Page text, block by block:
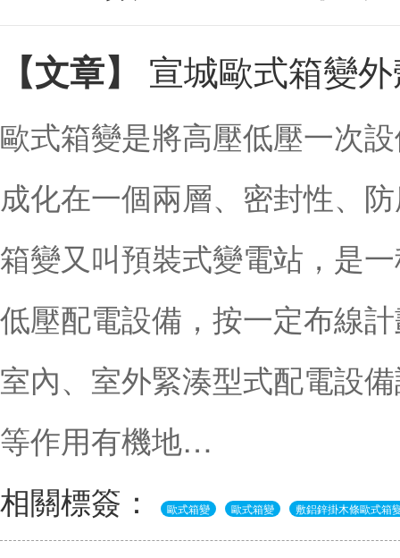
【文章】
宣城歐式箱變
歐式箱變是將高壓低壓一次
成化在一個兩層、密封性、
箱變又叫預裝式變電站，是
低壓配電設備，按一定布線
室內、室外緊湊型式配電設
等作用有機地…
相關標簽：
歐式箱變 歐式箱變 敷鋁鋅掛木條歐式箱